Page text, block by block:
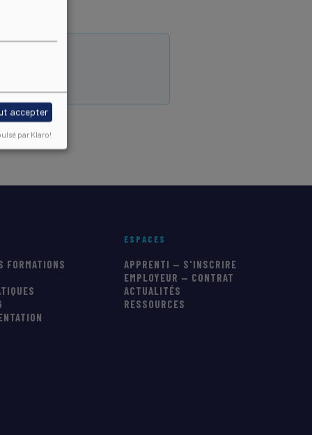
FORMATIONS
ESPACES
APPRENTI — S'INSCRIRE
EMPLOYEUR — CONTRAT
ACTUALITÉS
RESSOURCES
accepter
par Klaro!